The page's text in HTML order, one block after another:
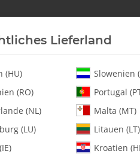
Turbine Heli-
Lieferland
(HU)
Slowenien
(RO)
Portugal
(NL)
Malta (MT)
(LU)
Litauen (LT)
Kroatien